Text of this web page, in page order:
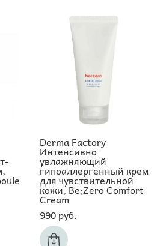
Derma Factory
Интенсивно
увлажняющий
гипоаллергенный крем
для чувствительной
кожи, Be;Zero Comfort
Cream
990 pуб.